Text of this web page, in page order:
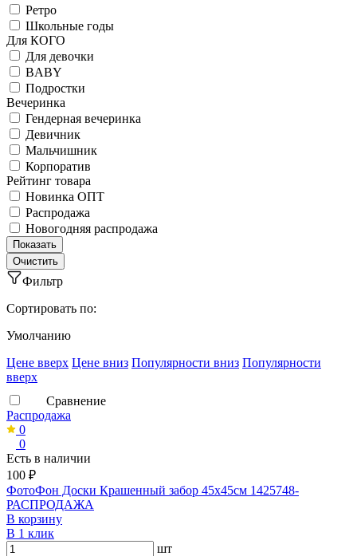
Ретро
Школьные годы
Для КОГО
Для девочки
BABY
Подростки
Вечеринка
Гендерная вечеринка
Девичник
Мальчишник
Корпоратив
Рейтинг товара
Новинка ОПТ
Распродажа
Новогодняя распродажа
Фильтр
Сортировать по:
Умолчанию
Ценe вверх Ценe вниз Популярности вниз Популярности
вверх
Сравнение
Распродажа
0
0
Есть в наличии
100 ₽
ФотоФон Доски Крашенный забор 45х45см 1425748-
РАСПРОДАЖА
В корзину
В 1 клик
шт